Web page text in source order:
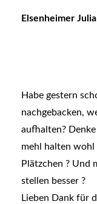
Elsenheimer Julia
Habe gestern
nachgebacken,
aufhalten?
mehl halten wohl
Plätzchen ? Und
stellen besser ?
Lieben Dank für